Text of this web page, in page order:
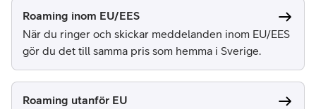
Roaming inom EU/EES
När du ringer och skickar meddelanden inom EU/EES
gör du det till samma pris som hemma i Sverige.
Roaming utanför EU